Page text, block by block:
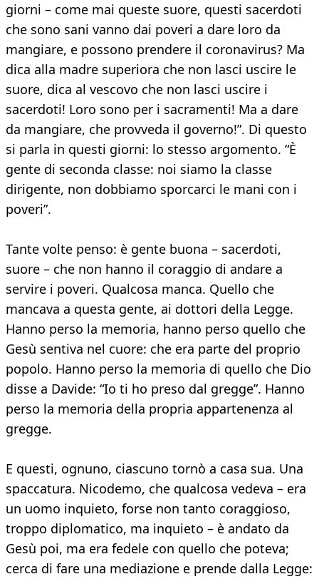
giorni – come mai queste suore, questi sacerdoti
che sono sani vanno dai poveri a dare loro da
mangiare, e possono prendere il coronavirus? Ma
dica alla madre superiora che non lasci uscire le
suore, dica al vescovo che non lasci uscire i
sacerdoti! Loro sono per i sacramenti! Ma a dare
da mangiare, che provveda il governo!”. Di questo
si parla in questi giorni: lo stesso argomento. “È
gente di seconda classe: noi siamo la classe
dirigente, non dobbiamo sporcarci le mani con i
poveri”.
Tante volte penso: è gente buona – sacerdoti,
suore – che non hanno il coraggio di andare a
servire i poveri. Qualcosa manca. Quello che
mancava a questa gente, ai dottori della Legge.
Hanno perso la memoria, hanno perso quello che
Gesù sentiva nel cuore: che era parte del proprio
popolo. Hanno perso la memoria di quello che Dio
disse a Davide: “Io ti ho preso dal gregge”. Hanno
perso la memoria della propria appartenenza al
gregge.
E questi, ognuno, ciascuno tornò a casa sua. Una
spaccatura. Nicodemo, che qualcosa vedeva – era
un uomo inquieto, forse non tanto coraggioso,
troppo diplomatico, ma inquieto – è andato da
Gesù poi, ma era fedele con quello che poteva;
cerca di fare una mediazione e prende dalla Legge: